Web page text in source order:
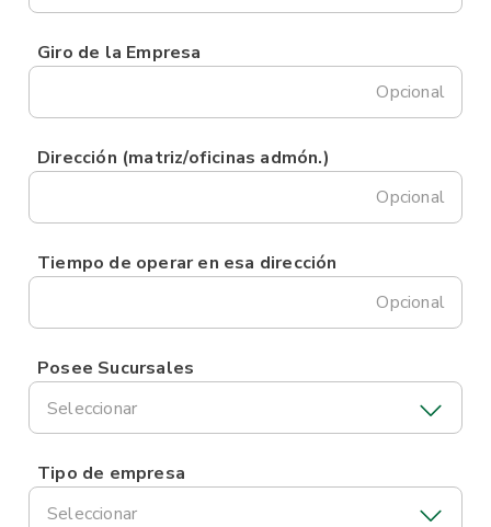
Giro de la Empresa
Opcional
Dirección (matriz/oficinas admón.)
Opcional
Tiempo de operar en esa dirección
Opcional
Posee Sucursales
Seleccionar
Tipo de empresa
Seleccionar